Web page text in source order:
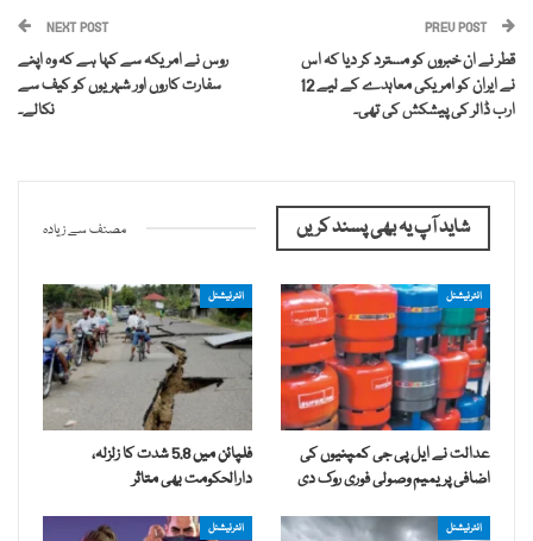
PREV POST
قطر نے ان خبروں کو مسترد کر دیا کہ اس
نے ایران کو امریکی معاہدے کے لیے 12
ارب ڈالر کی پیشکش کی تھی۔
NEXT POST
روس نے امریکہ سے کہا ہے کہ وہ اپنے
سفارت کاروں اور شہریوں کو کیف سے
نکالے۔
شاید آپ یہ بھی پسند کریں مصنف سے زیادہ
انٹرنیشنل
عدالت نے ایل پی جی کمپنیوں کی
اضافی پریمیم وصولی فوری روک دی
انٹرنیشنل
فلپائن میں 5.8 شدت کا زلزلہ،
دارالحکومت بھی متاثر
انٹرنیشنل انٹرنیشنل